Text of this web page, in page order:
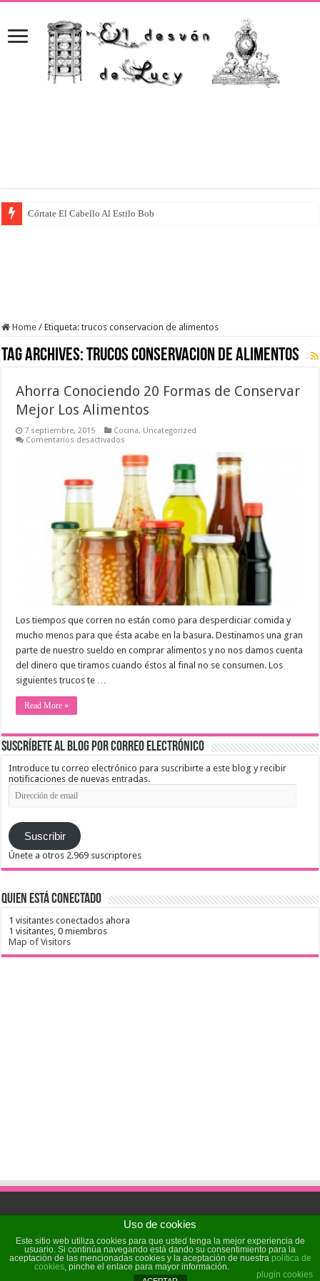
Córtate El Cabello Al Estilo Bob
Home / Etiqueta:trucos conservacion de alimentos
Tag Archives:trucos conservacion de alimentos
Ahorra Conociendo 20 Formas de Conservar
Mejor Los Alimentos
7 septiembre, 2015 Cocina, Uncategorized
Comentarios desactivados
Conociendo
20
Formas
Conservar
Mejor
Los
Alimentos
Los tiempos que corren no están como para desperdiciar comida y
mucho menos para que ésta acabe en la basura. Destinamos una gran
parte de nuestro sueldo en comprar alimentos y no nos damos cuenta
del dinero que tiramos cuando éstos al final no se consumen. Los
siguientes trucos te …
Read More »
Suscríbete al blog por correo electrónico
Introduce tu correo electrónico para suscribirte a este blog y recibir
notificaciones de nuevas entradas.
Dirección
de
Suscribir
Únete a otros 2.969 suscriptores
Quien está conectado
1 visitantes conectados ahora
1 visitantes, 0 miembros
Map of Visitors
Powered bySochicat| Designed bySochicat
© Copyright 2026, All Rights Reserved
Uso de cookies
Este sitio web utiliza cookies para que usted tenga la mejor experiencia de
usuario. Si continúa navegando está dando su consentimiento para la
aceptación de las mencionadas cookies y la aceptación de nuestra política de
cookies, pinche el enlace para mayor información.
plugin cookies